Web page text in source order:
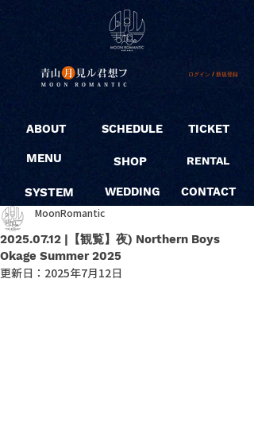
ログイン / 新規登録
ABOUT
MENU
SYSTEM
SCHEDULE
SHOP
WEDDING
TICKET
RENTAL
CONTACT
2025.07.12 |【観覧】夜) Northern Boys
Okage Summer 2025
MoonRomantic
更新日： 2025年7月12日